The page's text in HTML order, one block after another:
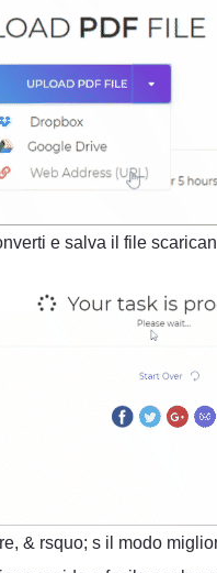
e salva il file
& rsquo; s il modo